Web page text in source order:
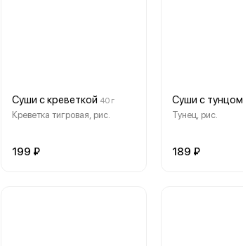
Суши с креветкой 40 г
Креветка тигровая, рис.
199 ₽
Суши с тунцом
Тунец, рис.
189 ₽